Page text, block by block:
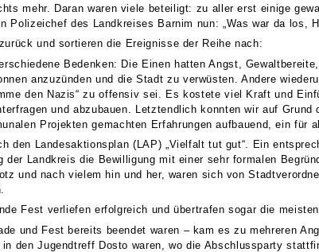
mehr. Daran waren viele beteiligt: zu aller erst einige
Polizeichef des Landkreises Barnim nun: „Was war da los,
und sortieren die Ereignisse der Reihe nach:
Bedenken: Die Einen hatten Angst,
anzuzünden und die Stadt zu verwüsten. Andere
den Nazis“ zu offensiv sei. Es kostete viel Kraft und
und abzubauen. Letztendlich konnten wir auf
Projekten gemachten Erfahrungen aufbauend, ein für
den Landesaktionsplan (LAP) „Vielfalt tut gut“. Ein
der Landkreis die Bewilligung mit einer sehr formalen
und nach vielem hin und her, waren sich von
Fest verliefen erfolgreich und übertrafen sogar die
und Fest bereits beendet waren – kam es zu mehreren
in den Jugendtreff Dosto waren, wo die Abschlussparty